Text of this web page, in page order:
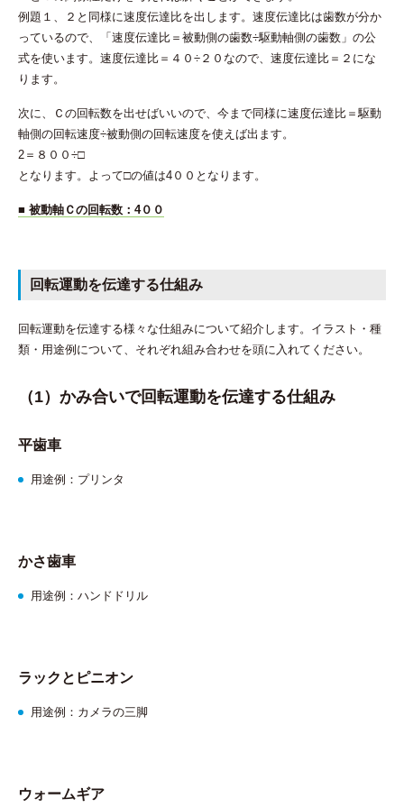
例題１、２と同様に速度伝達比を出します。速度伝達比は歯数が分か
っているので、「速度伝達比＝被動側の歯数÷駆動軸側の歯数」の公
式を使います。速度伝達比＝４０÷２０なので、速度伝達比＝２にな
ります。
次に、Ｃの回転数を出せばいいので、今まで同様に速度伝達比＝駆動
軸側の回転速度÷被動側の回転速度を使えば出ます。
2＝８００÷□
となります。よって□の値は4００となります。
■ 被動軸Ｃの回転数：4００
回転運動を伝達する仕組み
回転運動を伝達する様々な仕組みについて紹介します。イラスト・種
類・用途例について、それぞれ組み合わせを頭に入れてください。
（1）かみ合いで回転運動を伝達する仕組み
平歯車
用途例：プリンタ
かさ歯車
用途例：ハンドドリル
ラックとピニオン
用途例：カメラの三脚
ウォームギア